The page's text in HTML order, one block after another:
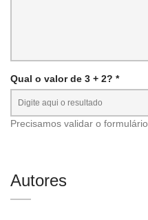
Qual o valor de 3 + 2? *
Precisamos validar o formulário.
Autores